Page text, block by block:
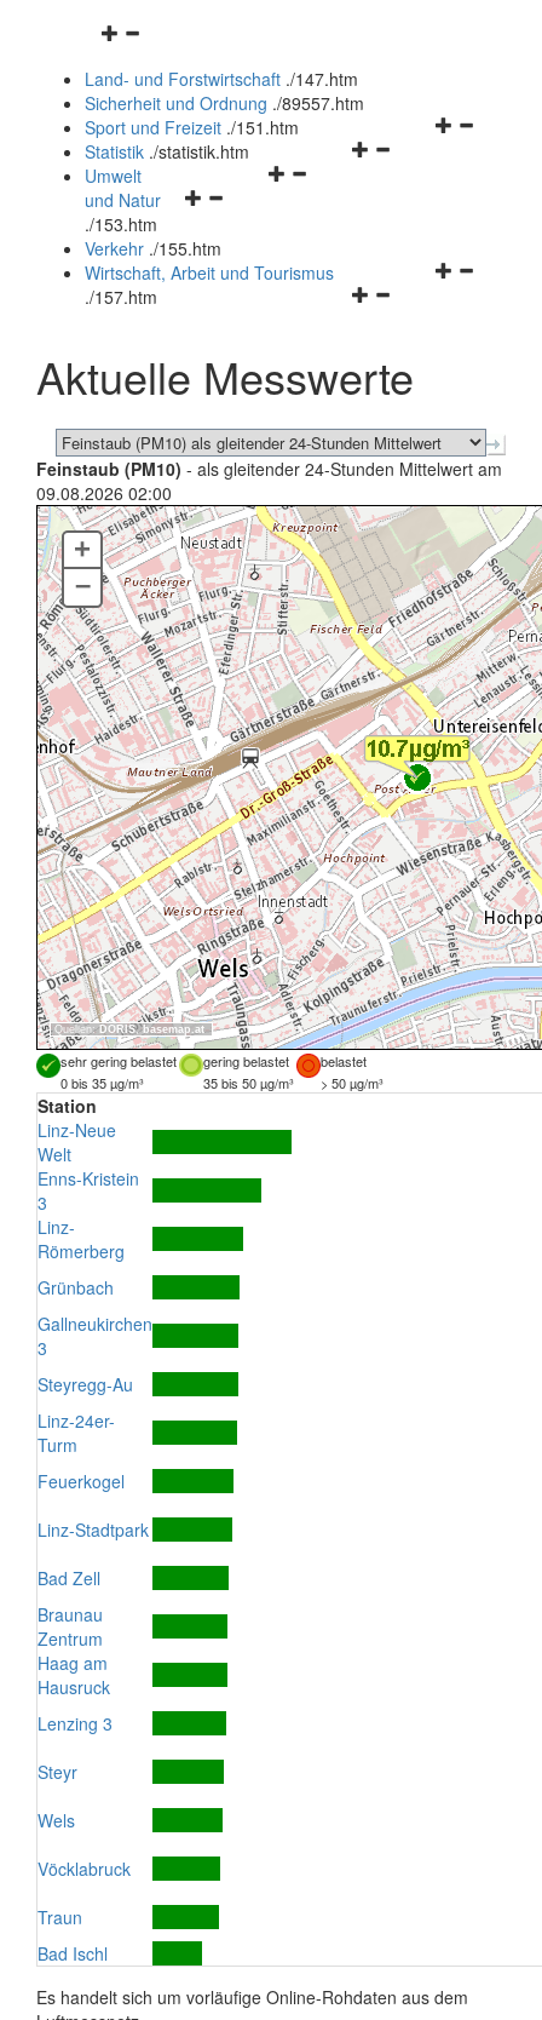
Navigationsmenü
und
schließen
Land- und Forstwirtschaft ./147.htm
Sicherheit und Ordnung ./89557.htm
Navigationsmenü
Sport und Freizeit ./151.htm
Navigationsmenü
Statistik ./statistik.htm
Navigationsmenü
und
schließen
Umwelt
und Natur
./153.htm
Verkehr ./155.htm
Navigationsmenü
schließen
Wirtschaft, Arbeit und Tourismus
./157.htm
Aktuelle Messwerte
Feinstaub (PM10) - als gleitender 24-Stunden Mittelwert am
09.08.2026 02:00
Quellen: DORIS, basemap.at
+
–
sehr gering belastet gering belastet
belastet
0 bis 35 µg/m³
35 bis 50 µg/m³ > 50 µg/m³
Station
Linz-Neue
Welt
Enns-Kristein
3
Linz-
Römerberg
Grünbach
Gallneukirchen
3
Steyregg-Au
Linz-24er-
Turm
Feuerkogel
Linz-Stadtpark
Bad Zell
Braunau
Zentrum
Haag am
Hausruck
Lenzing 3
Steyr
Wels
Vöcklabruck
Traun
Bad Ischl
Es handelt sich um vorläufige Online-Rohdaten aus dem